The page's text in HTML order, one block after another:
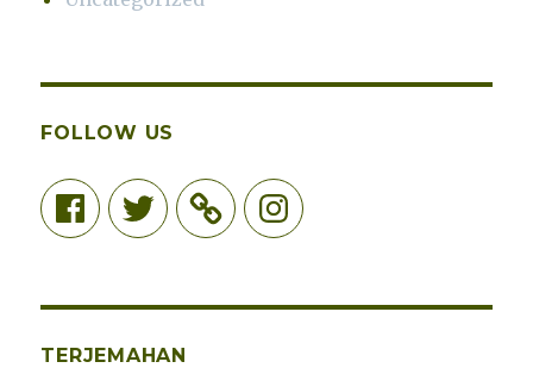
FOLLOW US
FacebookTwitter Instagram
TERJEMAHAN